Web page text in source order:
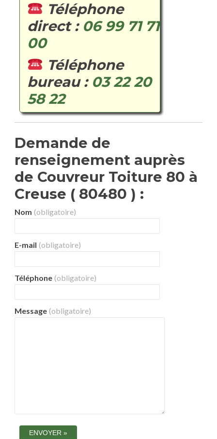
Téléphone
direct : 06 99 71 71
00
Téléphone
bureau : 03 22 20
58 22
Demande de
renseignement auprès
de Couvreur Toiture 80 à
Creuse ( 80480 ) :
Nom (obligatoire)
E-mail (obligatoire)
Téléphone (obligatoire)
Message (obligatoire)